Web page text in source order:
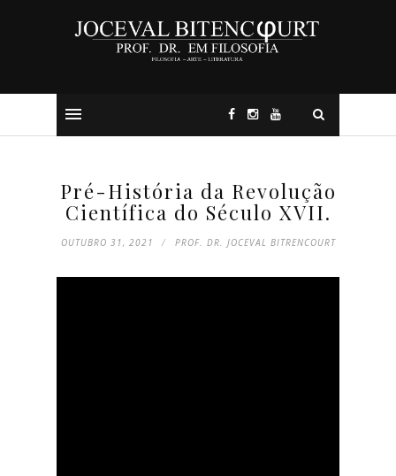
Pré-História da Revolução
Científica do Século XVII.
OUTUBRO 31, 2021 PROF. DR. JOCEVAL BITRENCOURT